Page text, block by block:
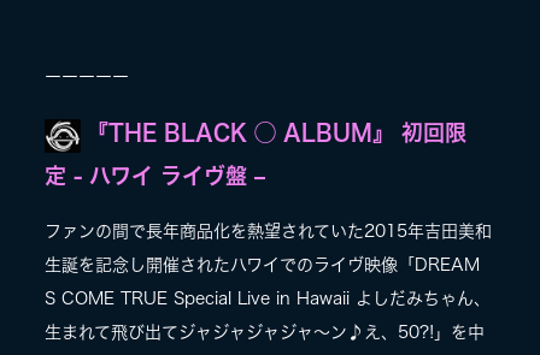
ーーーーー
『THE BLACK ◯ ALBUM』 初回限
定 - ハワイ ライヴ盤 –
ファンの間で長年商品化を熱望されていた2015年吉田美和
生誕を記念し開催されたハワイでのライヴ映像「DREAM
S COME TRUE Special Live in Hawaii よしだみちゃん、
生まれて飛び出てジャジャジャジャ～ン♪え、50?!」を中